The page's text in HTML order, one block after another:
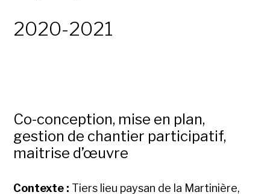
2020-2021
Co-conception, mise en plan,
gestion de chantier participatif,
maitrise d’œuvre
Contexte : Tiers lieu paysan de la Martinière,